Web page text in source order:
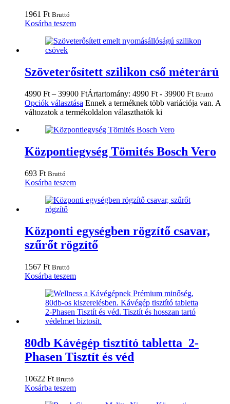
1961 Ft Bruttó
Kosárba teszem
Szöveterősített szilikon cső méterárú
4990 Ft – 39900 FtÁrtartomány: 4990 Ft - 39900 Ft Bruttó
Opciók választása Ennek a terméknek több variációja van. A
változatok a termékoldalon választhatók ki
Központiegység Tömités Bosch Vero
693 Ft Bruttó
Kosárba teszem
Központi egységben rögzítő csavar,
szűrőt rögzítő
1567 Ft Bruttó
Kosárba teszem
80db Kávégép tisztító tabletta 2-
Phasen Tisztít és véd
10622 Ft Bruttó
Kosárba teszem